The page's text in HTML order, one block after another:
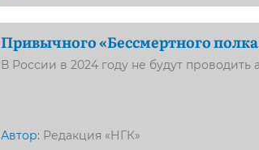
Привычного «Бессмертного
В России в 2024 году не будут
Автор: Редакция «НГК»